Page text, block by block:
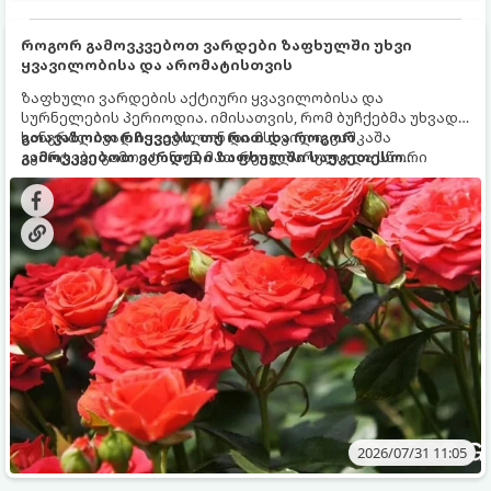
როგორ გამოვკვებოთ ვარდები ზაფხულში უხვი
ყვავილობისა და არომატისთვის
ზაფხული ვარდების აქტიური ყვავილობისა და
სურნელების პერიოდია. იმისათვის, რომ ბუჩქებმა უხვად,
ხანგრძლივად იყვავილონ და მსხვილი, კაშკაშა
კვირტები გამოიტანონ, მათ რეგულარული და სწორი
გამოკვება სჭირდებათ. ზაფხულის პერიოდში მცენარის
მოთხოვნილებები იცვლება, ამიტომ მნიშვნელოვანია
ვიცოდეთ, რომელი სასუქები გამოიყენება ამ დროს.
გთავაზობთ რჩევებს, თუ რით და როგორ
გამოვკვებოთ ვარდები ზაფხულში საუკეთესო
შედეგის მისაღწევად:
2026/07/31 11:05